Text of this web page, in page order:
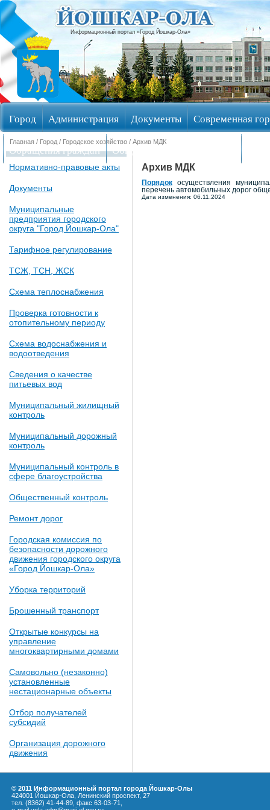
Информационный портал «Город Йошкар-Ола»
Город Администрация Документы Современная
Обращения граждан Общественные обсуждения
Главная / Город / Городское хозяйство / Архив МДК
Нормативно-правовые акты
Документы
Муниципальные
предприятия городского
округа "Город Йошкар-Ола"
Тарифное регулирование
ТСЖ, ТСН, ЖСК
Схема теплоснабжения
Проверка готовности к
отопительному периоду
Схема водоснабжения и
водоотведения
Сведения о качестве
питьевых вод
Муниципальный жилищный
контроль
Муниципальный дорожный
контроль
Муниципальный контроль в
сфере благоустройства
Общественный контроль
Ремонт дорог
Городская комиссия по
безопасности дорожного
движения городского округа
«Город Йошкар-Ола»
Уборка территорий
Брошенный транспорт
Открытые конкурсы на
управление
многоквартирными домами
Самовольно (незаконно)
установленные
нестационарные объекты
Отбор получателей
субсидий
Организация дорожного
движения
Архив МДК
Порядок
осуществления
перечень автомобильных дорог
Дата изменения: 06.11.2024
© 2011 Информационный портал города Йошкар-Олы
424001 Йошкар-Ола, Ленинский проспект, 27
тел. (8362) 41-44-89, факс 63-03-71,